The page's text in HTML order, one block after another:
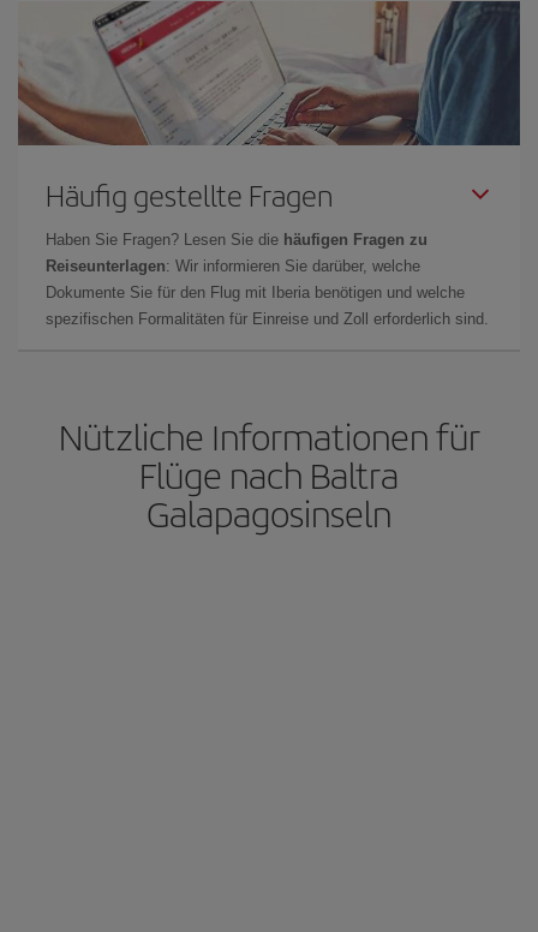
Häufig gestellte Fragen
Haben Sie Fragen? Lesen Sie die häufigen Fragen zu
Reiseunterlagen: Wir informieren Sie darüber, welche
Dokumente Sie für den Flug mit Iberia benötigen und welche
spezifischen Formalitäten für Einreise und Zoll erforderlich sind.
Nützliche Informationen für
Flüge nach Baltra
Galapagosinseln